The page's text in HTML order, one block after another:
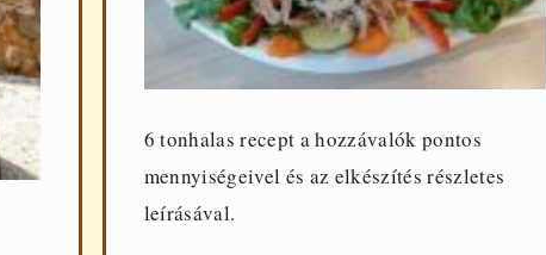
6 tonhalas recept a hozzávalók pontos
mennyiségeivel és az elkészítés részletes
leírásával.